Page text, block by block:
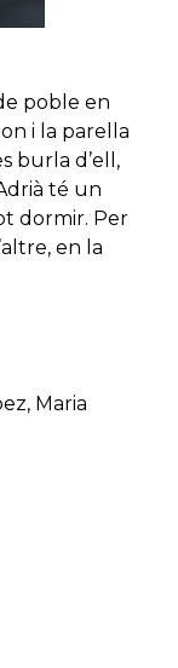
poble en
i la parella
burla d’ell,
té un
dormir. Per
en la
Maria